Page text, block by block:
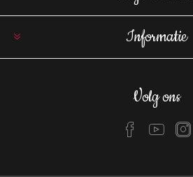
Informatie
Volg ons